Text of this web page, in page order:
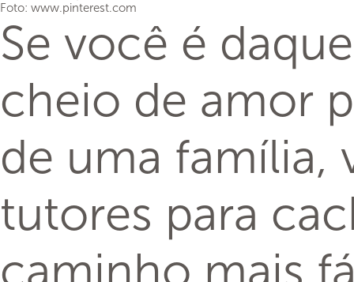
Foto: www.pinterest.com
Se você é
cheio de amor
de uma família,
tutores para